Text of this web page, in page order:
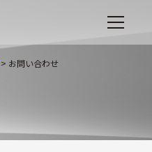
> お問い合わせ